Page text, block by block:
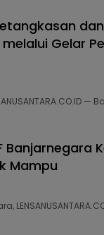
Gelar
Banjarnegara
Mampu